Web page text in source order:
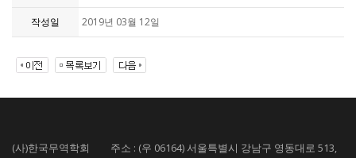
작성일 2019년 03월 12일
(사)한국무역학회 주소 : (우 06164) 서울특별시 강남구 영동대로 513,